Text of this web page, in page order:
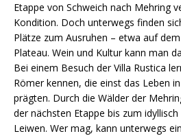
Etappe von Schweich nach Mehring
Kondition. Doch unterwegs finden
Plätze zum Ausruhen – etwa auf
Plateau. Wein und Kultur kann man
Bei einem Besuch der Villa Rustica
Römer kennen, die einst das Leben
prägten. Durch die Wälder der
der nächsten Etappe bis zum
Leiwen. Wer mag, kann unterwegs